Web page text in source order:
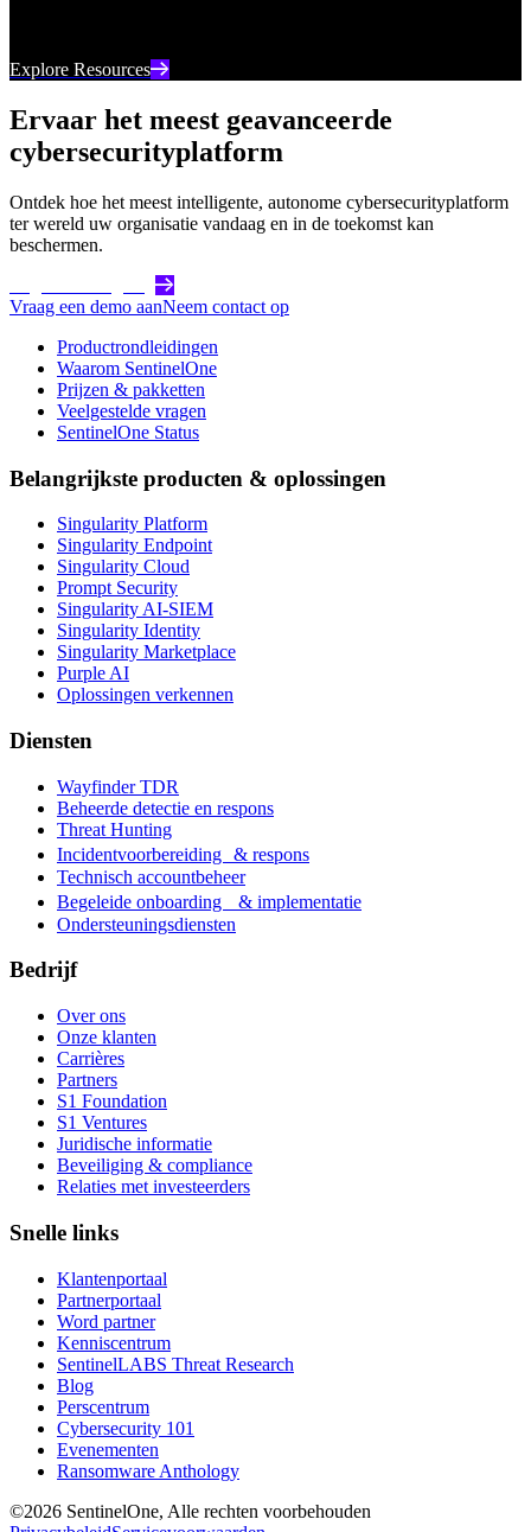
Explore Resources
Ervaar het meest geavanceerde
cybersecurityplatform
Ontdek hoe het meest intelligente, autonome cybersecurityplatform
ter wereld uw organisatie vandaag en in de toekomst kan
beschermen.
Vraag een demo aanNeem contact op
Productrondleidingen
Waarom SentinelOne
Prijzen & pakketten
Veelgestelde vragen
SentinelOne Status
Belangrijkste producten & oplossingen
Singularity Platform
Singularity Endpoint
Singularity Cloud
Prompt Security
Singularity AI-SIEM
Singularity Identity
Singularity Marketplace
Purple AI
Oplossingen verkennen
Diensten
Wayfinder TDR
Beheerde detectie en respons
Threat Hunting
Incidentvoorbereiding & respons
Technisch accountbeheer
Begeleide onboarding & implementatie
Ondersteuningsdiensten
Bedrijf
Over ons
Onze klanten
Carrières
Partners
S1 Foundation
S1 Ventures
Juridische informatie
Beveiliging & compliance
Relaties met investeerders
Snelle links
Klantenportaal
Partnerportaal
Word partner
Kenniscentrum
SentinelLABS Threat Research
Blog
Perscentrum
Cybersecurity 101
Evenementen
Ransomware Anthology
©2026 SentinelOne, Alle rechten voorbehouden